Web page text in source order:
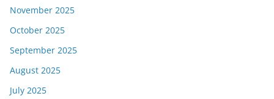
November 2025
October 2025
September 2025
August 2025
July 2025